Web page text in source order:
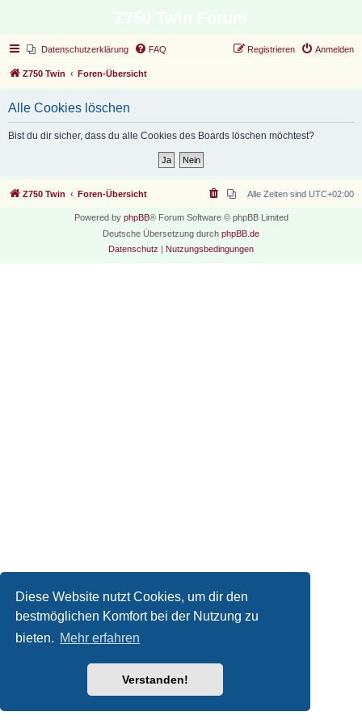
Diese Website nutzt Cookies, um dir den
bestmöglichen Komfort bei der Nutzung zu
bieten. Mehr erfahren
Verstanden!
Datenschutzerklärung FAQ Anmelden
Registrieren
Z750 Twin Foren-Übersicht
Alle Cookies löschen
Bist du dir sicher, dass du alle Cookies des Boards löschen möchtest?
Z750 Twin Foren-Übersicht Alle Zeiten sind UTC+02:00
Powered by phpBB® Forum Software © phpBB Limited
Deutsche Übersetzung durch phpBB.de
Datenschutz | Nutzungsbedingungen